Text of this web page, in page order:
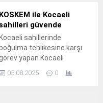
KOSKEM ile Kocaeli
güvende
Kocaeli sahillerinde
boğulma tehlikesine karşı
yapan Kocaeli
Merkezi
05.08.2025 0